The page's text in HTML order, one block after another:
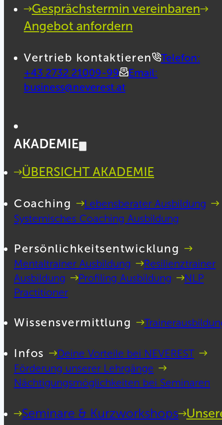
Gesprächstermin vereinbaren
Angebot anfordern
Vertrieb kontaktieren
Telefon:
+43 2732 21009-99
Email:
business@neverest.at
AKADEMIE
ÜBERSICHT AKADEMIE
Coaching
Lebensberater Ausbildung
Systemisches Coaching Ausbildung
Persönlichkeitsentwicklung
Mentaltrainer Ausbildung
Resilienztrainer
Ausbildung
Profiling Ausbildung
NLP
Practitioner
Wissensvermittlung
Infos
Deine Vorteile bei NEVEREST
Förderung unserer Lehrgänge
Nächtigungsmöglichkeiten bei Seminaren
Seminare & Kurzworkshops